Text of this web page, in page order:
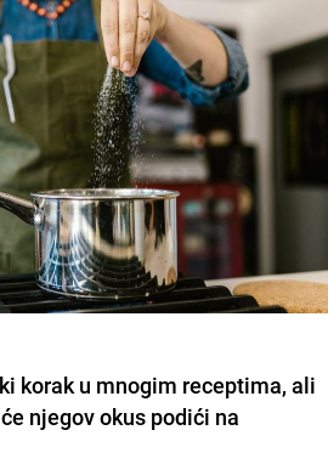
korak u mnogim receptima, ali
njegov okus podići na